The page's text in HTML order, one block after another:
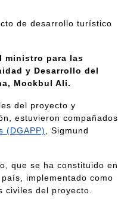
de desarrollo turístico
ministro para las
y Desarrollo del
Mockbul Ali.
del proyecto y
estuvieron compañados
(DGAPP)
, Sigmund
que se ha constituido en
implementado como
del proyecto.